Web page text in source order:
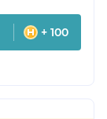
+ 100